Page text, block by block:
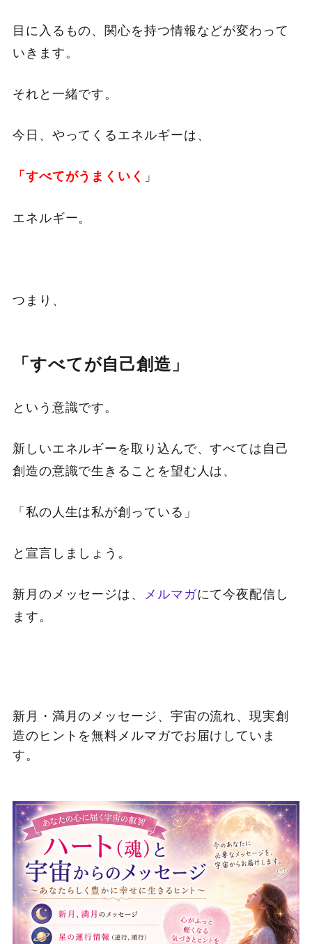
目に入るもの、関心を持つ情報などが変わって
いきます。
それと一緒です。
今日、やってくるエネルギーは、
「すべてがうまくいく 」
エネルギー。
つまり、
「すべてが自己創造」
という意識です。
新しいエネルギーを取り込んで、すべては自己
創造の意識で生きることを望む人は、
「私の人生は私が創っている」
と宣言しましょう。
新月のメッセージは、 メルマガにて今夜配信し
ます。
新月・満月のメッセージ、宇宙の流れ、現実創
造のヒントを無料メルマガでお届けしていま
す。